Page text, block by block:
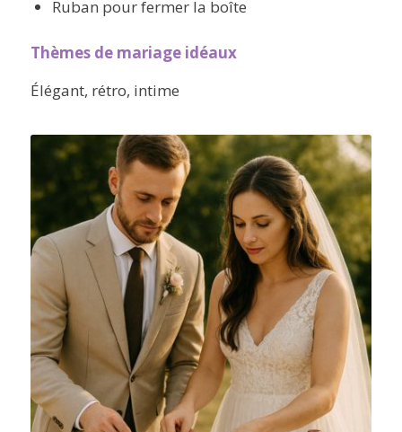
Ruban pour fermer la boîte
Thèmes de mariage idéaux
Élégant, rétro, intime